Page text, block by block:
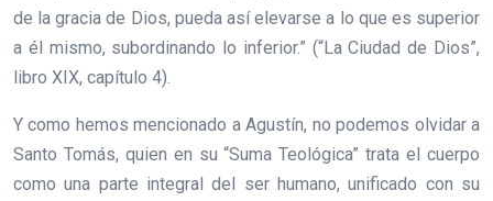
de la gracia de Dios, pueda así elevarse a lo que es superior
a él mismo, subordinando lo inferior.” (“La Ciudad de Dios”,
libro XIX, capítulo 4).
Y como hemos mencionado a Agustín, no podemos olvidar a
Santo Tomás, quien en su “Suma Teológica” trata el cuerpo
como una parte integral del ser humano, unificado con su